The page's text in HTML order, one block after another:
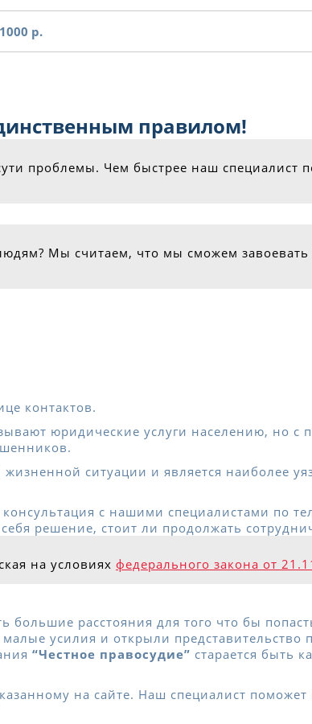
р.
правилом!
проблемы. Чем быстрее наш специалист
Мы считаем, что мы сможем
контактов.
юридические услуги населению, но с
ситуации и является наиболее
с нашими специалистами по
решение, стоит ли продолжать
на условиях федерального закона от
большие расстояния для того что бы
усилия и открыли представительство
“Честное правосудие” старается быть
на сайте. Наш специалист поможет